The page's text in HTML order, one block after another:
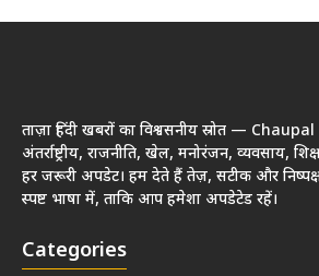
ताज़ा हिंदी खबरों का विश्वसनीय स्रोत — Chaupal
अंतर्राष्ट्रीय, राजनीति, खेल, मनोरंजन, व्यवसाय,
हर जरूरी अपडेट। हम देते हैं तेज़, सटीक और
स्पष्ट भाषा में, ताकि आप हमेशा अपडेटेड रहें।
Categories